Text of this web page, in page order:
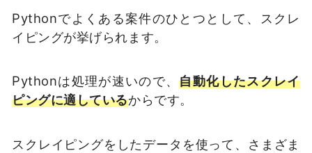
Pythonでよくある案件のひとつとして、スクレ
イピングが挙げられます。
Pythonは処理が速いので、自動化したスクレイ
ピングに適しているからです。
スクレイピングをしたデータを使って、さまざま